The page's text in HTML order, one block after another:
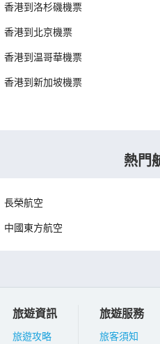
香港到洛杉磯機票
香港到北京機票
香港到温哥華機票
香港到新加坡機票
熱門
長榮航空
中國東方航空
旅遊資訊
旅遊攻略
旅遊服務
旅客須知